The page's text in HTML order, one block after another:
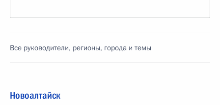
Все руководители, регионы, города и темы
Новоалтайск